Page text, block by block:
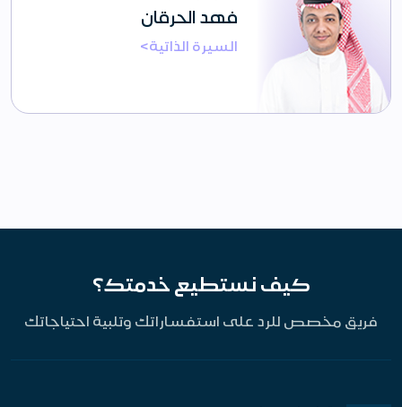
فهد الحرقان
السيرة الذاتية>
كيف نستطيع خدمتك؟
فريق مخصص للرد على استفساراتك وتلبية احتياجاتك